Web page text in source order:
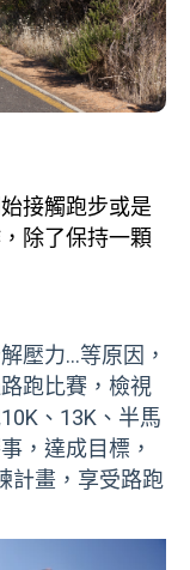
接觸跑步或是
除了保持一顆
壓力…等原因，
跑比賽，檢視
、13K、半馬
，達成目標，
計畫，享受路跑